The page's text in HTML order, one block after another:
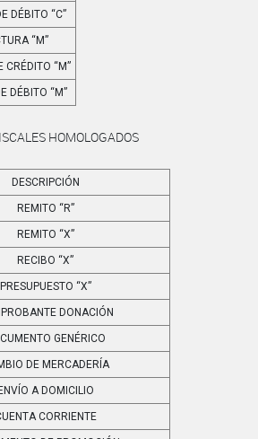
DÉBITO “C”
“M”
CRÉDITO “M”
DÉBITO “M”
HOMOLOGADOS
DESCRIPCIÓN
REMITO “R”
REMITO “X”
RECIBO “X”
PRESUPUESTO “X”
DONACIÓN
GENÉRICO
DE MERCADERÍA
ENVÍO A DOMICILIO
CORRIENTE